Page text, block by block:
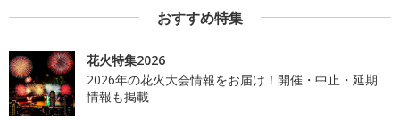
おすすめ特集
花火特集2026
2026年の花火大会情報をお届け！開催・中止・延期
情報も掲載